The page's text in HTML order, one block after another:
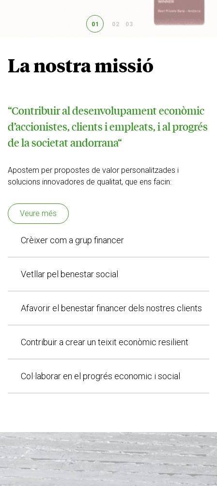
01 02 03
La nostra missió
“Contribuir al desenvolupament econòmic
d’accionistes, clients i empleats, i al progrés
de la societat andorrana“
Apostem per propostes de valor personalitzades i
solucions innovadores de qualitat, que ens facin:
Veure més
Crèixer com a grup financer
Vetllar pel benestar social
Afavorir el benestar financer dels nostres clients
Contribuir a crear un teixit econòmic resilient
Col·laborar en el progrés economic i social